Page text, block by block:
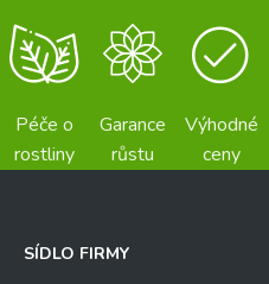
Péče o
rostliny
Garance
růstu
Výhodné
ceny
SÍDLO FIRMY